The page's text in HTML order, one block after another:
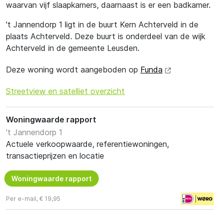
waarvan vijf slaapkamers, daarnaast is er een badkamer.
't Jannendorp 1 ligt in de buurt Kern Achterveld in de
plaats Achterveld. Deze buurt is onderdeel van de wijk
Achterveld in de gemeente Leusden.
Deze woning wordt aangeboden op Funda
Streetview en satelliet overzicht
Woningwaarde rapport
't Jannendorp 1
Actuele verkoopwaarde, referentiewoningen,
transactieprijzen en locatie
Woningwaarde rapport
Per e-mail, € 19,95